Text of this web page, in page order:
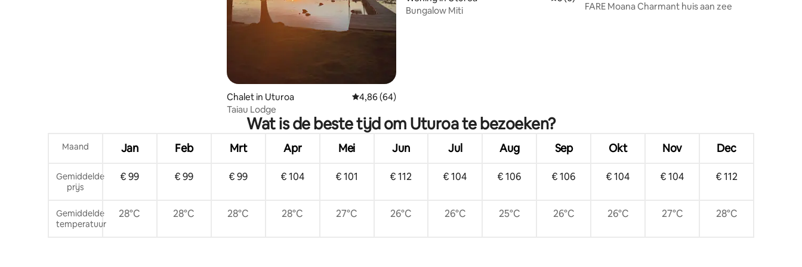
Chalet in Uturoa Gemiddelde beoordeling van 4,86 uit 5, 64 recensies
4,86 (64)
Taiau Lodge
Bungalow Miti
FARE Moana Charmant huis aan zee
Wat is de beste tijd om Uturoa te bezoeken?
Maand Jan Feb Mrt Apr Mei Jun Jul Aug Sep Okt Nov Dec
Gemiddelde
prijs
€ 99 € 99 € 99 € 104 € 101 € 112 € 104 € 106 € 106 € 104 € 104 € 112
Gemiddelde
temperatuur
28°C 28°C 28°C 28°C 27°C 26°C 26°C 25°C 26°C 26°C 27°C 28°C